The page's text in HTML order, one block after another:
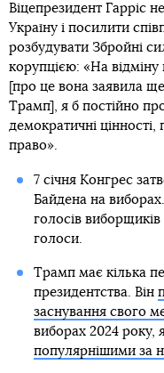
Віцепрезидент Гарріс
Україну і посилити
розбудувати Збройні
корупцією: «На
[про це вона заявила
Трамп], я б постійно
демократичні
право».
7 січня Конгрес
Байдена на
голосів
голоси.
Трамп має кілька
президентства. Він
заснування свого
виборах 2024 року,
популярнішими за